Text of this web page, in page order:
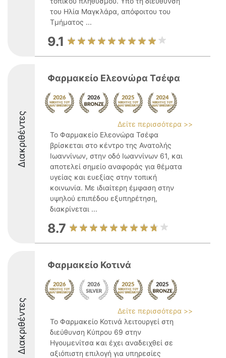
του Ηλία Μαγκλάρα, απόφοιτου του
Τμήματος ...
9.1
Διακριθέντες
Φαρμακείο Ελεονώρα Τσέφα
Δείτε περισσότερα >>
Το Φαρμακείο Ελεονώρα Τσέφα
βρίσκεται στο κέντρο της Ανατολής
Ιωαννίνων, στην οδό Ιωαννίνων 61, και
αποτελεί σημείο αναφοράς για θέματα
υγείας και ευεξίας στην τοπική
κοινωνία. Με ιδιαίτερη έμφαση στην
υψηλού επιπέδου εξυπηρέτηση,
διακρίνεται ...
8.7
Διακριθέντες
Φαρμακείο Κοτινά
Δείτε περισσότερα >>
Το Φαρμακείο Κοτινά λειτουργεί στη
διεύθυνση Κύπρου 69 στην
Ηγουμενίτσα και έχει αναδειχθεί σε
αξιόπιστη επιλογή για υπηρεσίες